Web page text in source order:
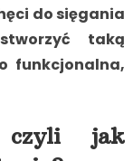
do sięgania
taką
funkcjonalna,
czyli jak